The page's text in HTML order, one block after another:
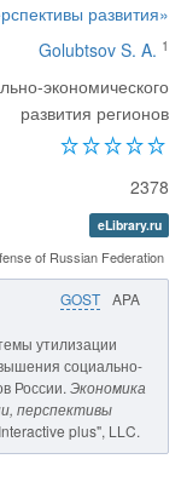
развития»
Golubtsov S. A. 1
экономического
развития регионов
2378
eLibrary.ru
of Russian Federation
GOST APA
утилизации
социально-
России. Экономика
перспективы
plus", LLC.